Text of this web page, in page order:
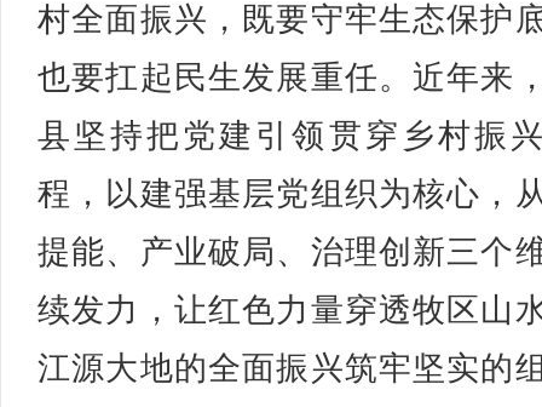
村全面振兴，既要守牢生态保护
也要扛起民生发展重任。近年来
县坚持把党建引领贯穿乡村振
程，以建强基层党组织为核心，
提能、产业破局、治理创新三个
续发力，让红色力量穿透牧区山
江源大地的全面振兴筑牢坚实的